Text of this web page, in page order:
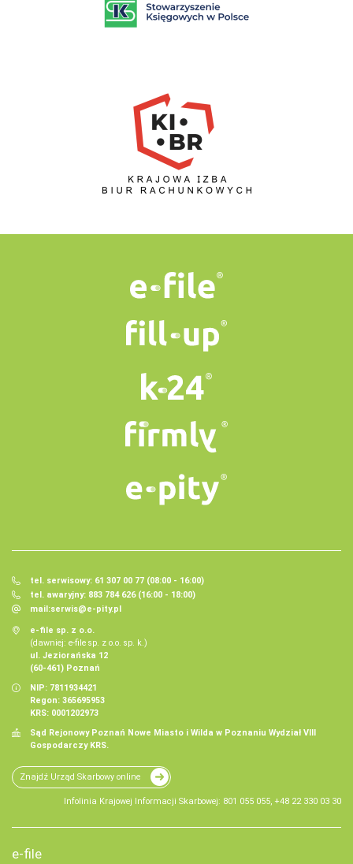
tel. serwisowy: 61 307 00 77 (08:00 - 16:00)
tel. awaryjny: 883 784 626 (16:00 - 18:00)
mail:serwis@e-pity.pl
e-file sp. z o.o.
(dawniej: e-file sp. z o.o. sp. k.)
ul. Jeziorańska 12
(60-461) Poznań
NIP: 7811934421
Regon: 365695953
KRS: 0001202973
Sąd Rejonowy Poznań Nowe Miasto i Wilda w Poznaniu Wydział VIII
Gospodarczy KRS.
Znajdź Urząd Skarbowy online
Infolinia Krajowej Informacji Skarbowej: 801 055 055, +48 22 330 03 30
e-file